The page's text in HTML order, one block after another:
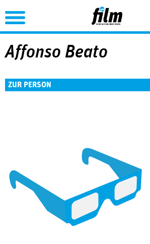
Jump to Navigation
Affonso Beato
ZUR PERSON